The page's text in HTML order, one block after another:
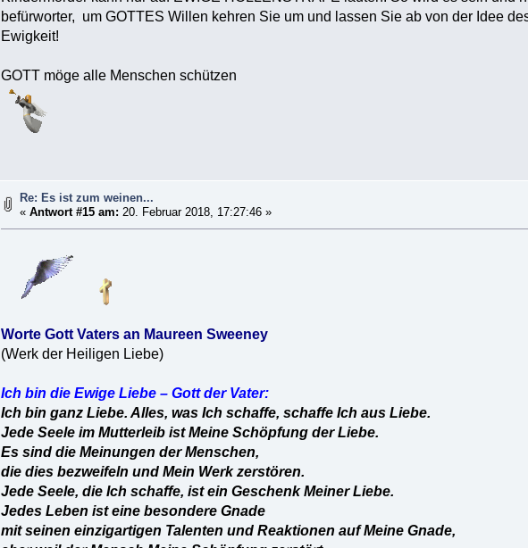
befürworter, um GOTTES Willen kehren Sie um und lassen Sie ab von der Idee
Ewigkeit!
GOTT möge alle Menschen schützen
Re: Es ist zum weinen...
«Antwort #15 am: 20. Februar 2018, 17:27:46 »
Worte Gott Vaters an Maureen Sweeney
(Werk der Heiligen Liebe)
Ich bin die Ewige Liebe – Gott der Vater:
Ich bin ganz Liebe. Alles, was Ich schaffe, schaffe Ich aus Liebe.
Jede Seele im Mutterleib ist Meine Schöpfung der Liebe.
Es sind die Meinungen der Menschen,
die dies bezweifeln und Mein Werk zerstören.
Jede Seele, die Ich schaffe, ist ein Geschenk Meiner Liebe.
Jedes Leben ist eine besondere Gnade
mit seinen einzigartigen Talenten und Reaktionen auf Meine Gnade,